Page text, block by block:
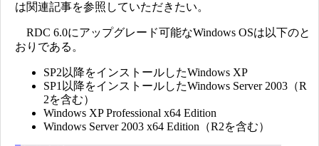
は関連記事を参照していただきたい。
RDC 6.0にアップグレード可能なWindows OSは以下のと
おりである。
SP2以降をインストールしたWindows XP
SP1以降をインストールしたWindows Server 2003（R
2を含む）
Windows XP Professional x64 Edition
Windows Server 2003 x64 Edition（R2を含む）